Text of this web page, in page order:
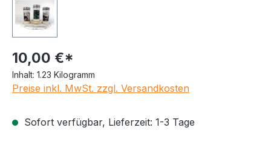
10,00 €*
Inhalt: 1.23 Kilogramm
Preise inkl. MwSt. zzgl. Versandkosten
Sofort verfügbar, Lieferzeit: 1-3 Tage